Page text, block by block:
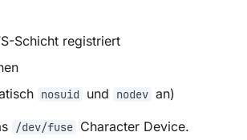
Schicht registriert
nosuid und nodev an)
/dev/fuse Character Device.